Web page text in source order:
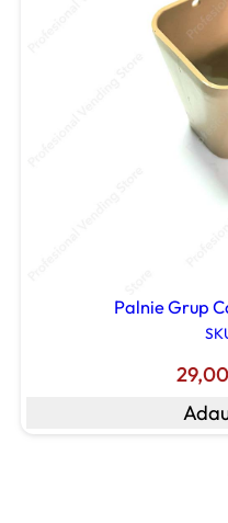
Palnie Grup
29,00